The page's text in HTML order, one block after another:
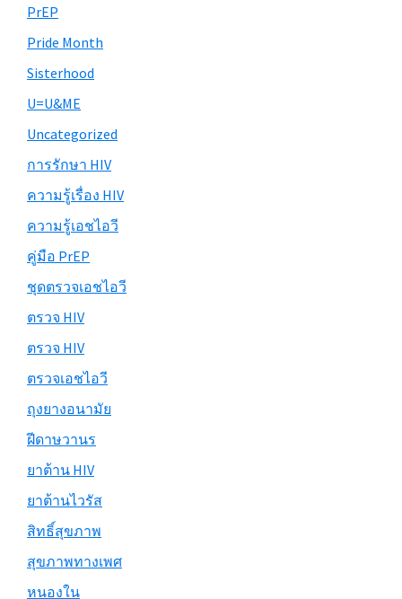
PrEP
Pride Month
Sisterhood
U=U&ME
Uncategorized
การรักษา HIV
ความรู้เรื่อง HIV
ความรู้เอชไอวี
คู่มือ PrEP
ชุดตรวจเอชไอวี
ตรวจ HIV
ตรวจ HIV
ตรวจเอชไอวี
ถุงยางอนามัย
ฝีดาษวานร
ยาต้าน HIV
ยาต้านไวรัส
สิทธิ์สุขภาพ
สุขภาพทางเพศ
หนองใน